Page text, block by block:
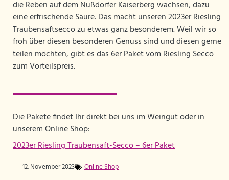
die Reben auf dem Nußdorfer Kaiserberg wachsen, dazu
eine erfrischende Säure. Das macht unseren 2023er Riesling
Traubensaftsecco zu etwas ganz besonderem. Weil wir so
froh über diesen besonderen Genuss sind und diesen gerne
teilen möchten, gibt es das 6er Paket vom Riesling Secco
zum Vorteilspreis.
Die Pakete findet Ihr direkt bei uns im Weingut oder in
unserem Online Shop:
2023er Riesling Traubensaft-Secco – 6er Paket
12. November 2023 Online Shop